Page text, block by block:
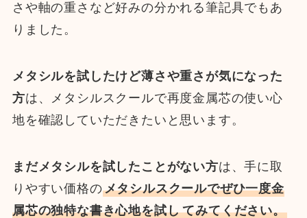
さや軸の重さなど好みの分かれる筆記具でもあ
りました。
メタシルを試したけど薄さや重さが気になった
方は、メタシルスクールで再度金属芯の使い心
地を確認していただきたいと思います。
まだメタシルを試したことがない方は、手に取
りやすい価格のメタシルスクールでぜひ一度金
属芯の独特な書き心地を試し てみてください。